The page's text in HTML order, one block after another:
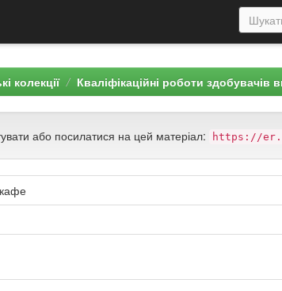
колекції Кваліфікаційні роботи здобувачів
або посилатися на цей матеріал: https://
кафе